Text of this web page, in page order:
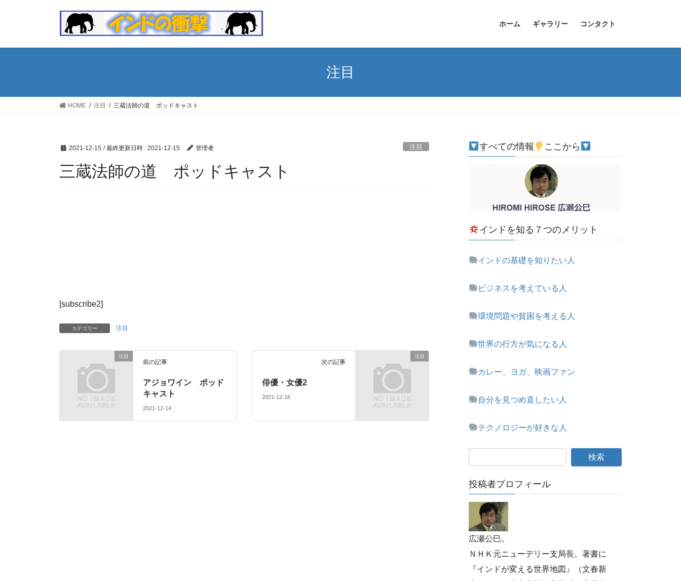
ホーム ギャラリー コンタクト
注目
HOME 注目 三蔵法師の道 ポッドキャスト
2021-12-15 / 最終更新日時 : 2021-12-15 管理者 注目
三蔵法師の道 ポッドキャスト
[subscribe2]
カテゴリー 注目
注目
前の記事
アジョワイン ポッド
キャスト
2021-12-14
注目
次の記事
俳優・女優2
2021-12-16
すべての情報 ここから
インドを知る７つのメリット
インドの基礎を知りたい人
ビジネスを考えている人
環境問題や貧困を考える人
世界の行方が気になる人
カレー、ヨガ、映画ファン
自分を見つめ直したい人
テクノロジーが好きな人
投稿者プロフィール
広瀬公巳。
ＮＨＫ元ニューデリー支局長。著書に
『インドが変える世界地図』（文春新